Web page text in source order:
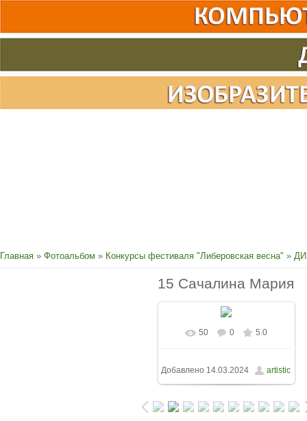
Главная » Фотоальбом » Конкурсы фестиваля "Либеровская весна" »
15 Сачалина Мария
50 0 5.0
Добавлено 14.03.2024 artistic